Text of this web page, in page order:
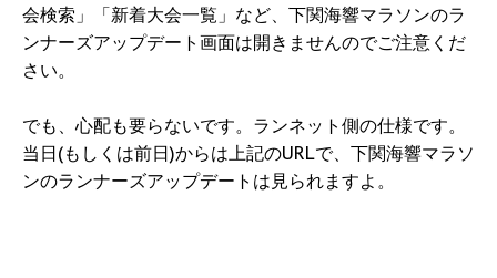
会検索」「新着大会一覧」など、下関海響マラソンのラ
ンナーズアップデート画面は開きませんのでご注意くだ
さい。
でも、心配も要らないです。ランネット側の仕様です。
当日(もしくは前日)からは上記のURLで、下関海響マラソ
ンのランナーズアップデートは見られますよ。